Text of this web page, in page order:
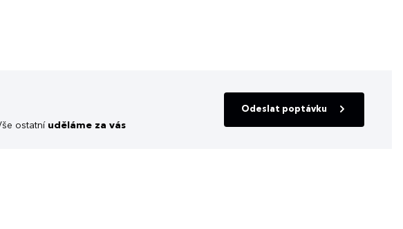
ostatní uděláme za vás
Odeslat poptávku